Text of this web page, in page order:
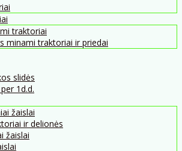
traktoriai
minami traktoriai ir priedai
slidės
1d.d.
žaislai
ir delionės
žaislai